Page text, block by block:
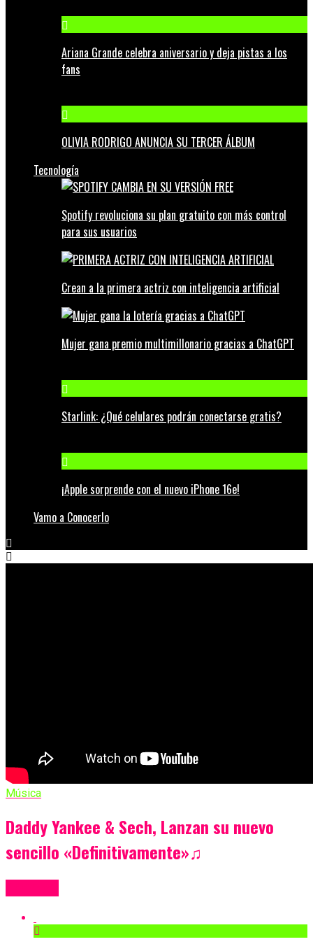
Ariana Grande celebra aniversario y deja pistas a los
fans
OLIVIA RODRIGO ANUNCIA SU TERCER ÁLBUM
Tecnología
Spotify revoluciona su plan gratuito con más control
para sus usuarios
Crean a la primera actriz con inteligencia artificial
Mujer gana premio multimillonario gracias a ChatGPT
Starlink: ¿Qué celulares podrán conectarse gratis?
¡Apple sorprende con el nuevo iPhone 16e!
Vamo a Conocerlo
Música
Daddy Yankee & Sech, Lanzan su nuevo
sencillo «Definitivamente»♫